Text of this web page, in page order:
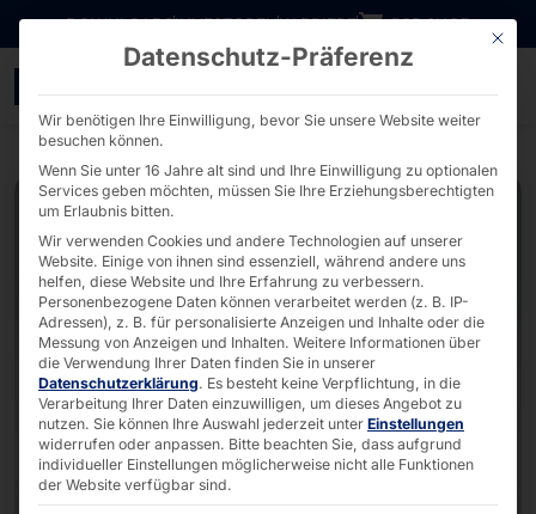
Direkt zum Inhalt wechseln
DOWNLOADSINVESTORENKARRIERE B2B SHOP
Mit
Datenschutz-Präferenz
Wir benötigen Ihre Einwilligung, bevor Sie unsere Website weiter
besuchen können.
Wenn Sie unter 16 Jahre alt sind und Ihre Einwilligung zu optionalen
Services geben möchten, müssen Sie Ihre Erziehungsberechtigten
um Erlaubnis bitten.
Wir verwenden Cookies und andere Technologien auf unserer
Website. Einige von ihnen sind essenziell, während andere uns
helfen, diese Website und Ihre Erfahrung zu verbessern.
Personenbezogene Daten können verarbeitet werden (z. B. IP-
Adressen), z. B. für personalisierte Anzeigen und Inhalte oder die
Messung von Anzeigen und Inhalten. Weitere Informationen über
die Verwendung Ihrer Daten finden Sie in unserer
Datenschutzerklärung. Es besteht keine Verpflichtung, in die
Verarbeitung Ihrer Daten einzuwilligen, um dieses Angebot zu
nutzen. Sie können Ihre Auswahl jederzeit unter Einstellungen
widerrufen oder anpassen. Bitte beachten Sie, dass aufgrund
individueller Einstellungen möglicherweise nicht alle Funktionen
der Website verfügbar sind.